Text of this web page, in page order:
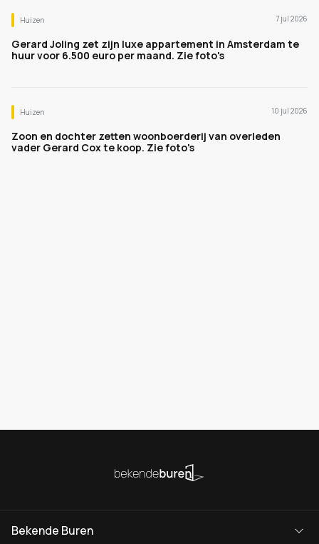
Huizen 7 jul 2026
Gerard Joling zet zijn luxe appartement in Amsterdam te
huur voor 6.500 euro per maand. Zie foto's
Huizen 10 jul 2026
Zoon en dochter zetten woonboerderij van overleden
vader Gerard Cox te koop. Zie foto's
Bekende Buren